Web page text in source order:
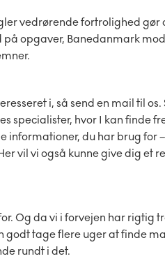
vedrørende fortrolighed gør
opgaver, Banedanmark
i, så send en mail til os.
specialister, hvor I kan finde
informationer, du har brug for
vil vi også kunne give dig et
Og da vi i forvejen har rigtig
godt tage flere uger at finde
rundt i det.